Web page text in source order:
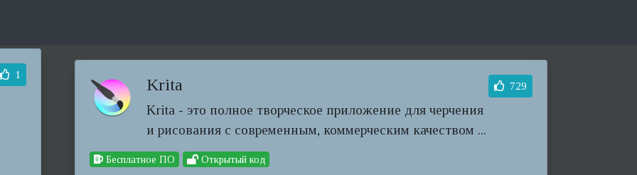
1
Krita
Krita - это полное творческое приложение для черчения
и рисования с современным, коммерческим качеством ...
729
Бесплатное ПО Открытый код